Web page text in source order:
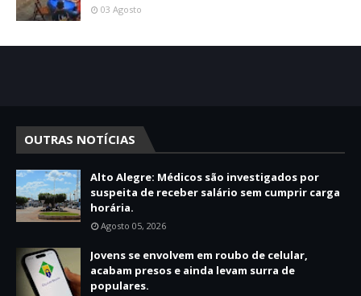
03 Agosto
OUTRAS NOTÍCIAS
Alto Alegre: Médicos são investigados por
suspeita de receber salário sem cumprir carga
horária.
Agosto 05, 2026
Jovens se envolvem em roubo de celular,
acabam presos e ainda levam surra de
populares.